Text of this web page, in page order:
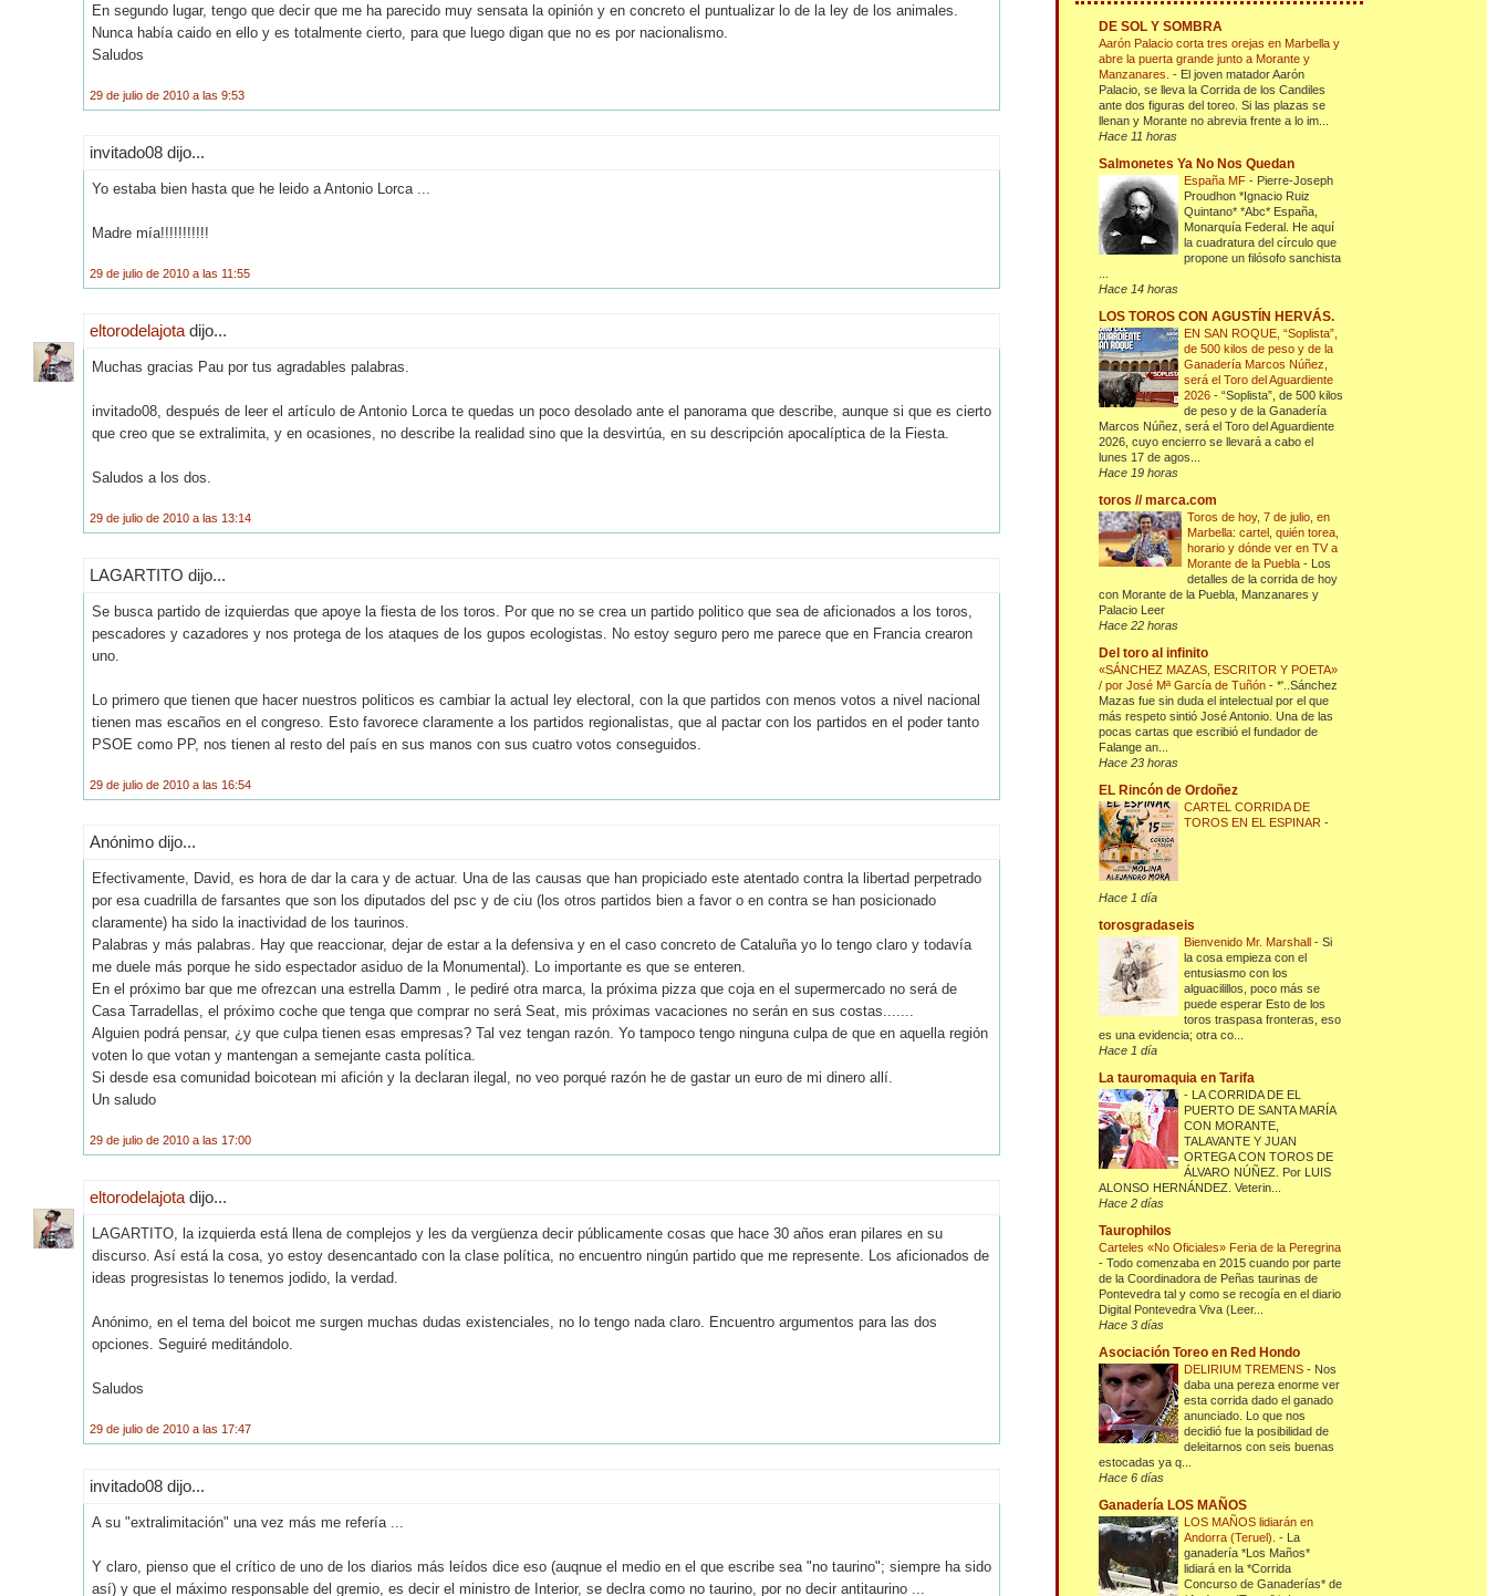
En segundo lugar, tengo que decir que me ha parecido muy sensata la opinión y en concreto el puntualizar lo de la ley de los animales.
Nunca había caido en ello y es totalmente cierto, para que luego digan que no es por nacionalismo.
Saludos
29 de julio de 2010 a las 9:53
invitado08 dijo...
Yo estaba bien hasta que he leido a Antonio Lorca ...
Madre mía!!!!!!!!!!!
29 de julio de 2010 a las 11:55
eltorodelajota dijo...
Muchas gracias Pau por tus agradables palabras.
invitado08, después de leer el artículo de Antonio Lorca te quedas un poco desolado ante el panorama que describe, aunque si que es cierto
que creo que se extralimita, y en ocasiones, no describe la realidad sino que la desvirtúa, en su descripción apocalíptica de la Fiesta.
Saludos a los dos.
29 de julio de 2010 a las 13:14
LAGARTITO dijo...
Se busca partido de izquierdas que apoye la fiesta de los toros. Por que no se crea un partido politico que sea de aficionados a los toros,
pescadores y cazadores y nos protega de los ataques de los gupos ecologistas. No estoy seguro pero me parece que en Francia crearon
uno.
Lo primero que tienen que hacer nuestros politicos es cambiar la actual ley electoral, con la que partidos con menos votos a nivel nacional
tienen mas escaños en el congreso. Esto favorece claramente a los partidos regionalistas, que al pactar con los partidos en el poder tanto
PSOE como PP, nos tienen al resto del país en sus manos con sus cuatro votos conseguidos.
29 de julio de 2010 a las 16:54
Anónimo dijo...
Efectivamente, David, es hora de dar la cara y de actuar. Una de las causas que han propiciado este atentado contra la libertad perpetrado
por esa cuadrilla de farsantes que son los diputados del psc y de ciu (los otros partidos bien a favor o en contra se han posicionado
claramente) ha sido la inactividad de los taurinos.
Palabras y más palabras. Hay que reaccionar, dejar de estar a la defensiva y en el caso concreto de Cataluña yo lo tengo claro y todavía
me duele más porque he sido espectador asiduo de la Monumental). Lo importante es que se enteren.
En el próximo bar que me ofrezcan una estrella Damm , le pediré otra marca, la próxima pizza que coja en el supermercado no será de
Casa Tarradellas, el próximo coche que tenga que comprar no será Seat, mis próximas vacaciones no serán en sus costas.......
Alguien podrá pensar, ¿y que culpa tienen esas empresas? Tal vez tengan razón. Yo tampoco tengo ninguna culpa de que en aquella región
voten lo que votan y mantengan a semejante casta política.
Si desde esa comunidad boicotean mi afición y la declaran ilegal, no veo porqué razón he de gastar un euro de mi dinero allí.
Un saludo
29 de julio de 2010 a las 17:00
eltorodelajota dijo...
LAGARTITO, la izquierda está llena de complejos y les da vergüenza decir públicamente cosas que hace 30 años eran pilares en su
discurso. Así está la cosa, yo estoy desencantado con la clase política, no encuentro ningún partido que me represente. Los aficionados de
ideas progresistas lo tenemos jodido, la verdad.
Anónimo, en el tema del boicot me surgen muchas dudas existenciales, no lo tengo nada claro. Encuentro argumentos para las dos
opciones. Seguiré meditándolo.
Saludos
29 de julio de 2010 a las 17:47
invitado08 dijo...
A su "extralimitación" una vez más me refería ...
Y claro, pienso que el crítico de uno de los diarios más leídos dice eso (auqnue el medio en el que escribe sea "no taurino"; siempre ha sido
así) y que el máximo responsable del gremio, es decir el ministro de Interior, se declra como no taurino, por no decir antitaurino ...
DE SOL Y SOMBRA
Aarón Palacio corta tres orejas en Marbella y
abre la puerta grande junto a Morante y
Manzanares.- El joven matador Aarón
Palacio, se lleva la Corrida de los Candiles
ante dos figuras del toreo. Si las plazas se
llenan y Morante no abrevia frente a lo im...
Hace 11 horas
Salmonetes Ya No Nos Quedan
España MF- Pierre-Joseph
Proudhon *Ignacio Ruiz
Quintano* *Abc* España,
Monarquía Federal. He aquí
la cuadratura del círculo que
propone un filósofo sanchista
Hace 14 horas
LOS TOROS CON AGUSTÍN HERVÁS.
EN SAN ROQUE, “Soplista”,
de 500 kilos de peso y de la
Ganadería Marcos Núñez,
será el Toro del Aguardiente
2026-“Soplista”, de 500 kilos
de peso y de la Ganadería
Marcos Núñez, será el Toro del Aguardiente
2026, cuyo encierro se llevará a cabo el
lunes 17 de agos...
Hace 19 horas
toros // marca.com
Toros de hoy, 7 de julio, en
Marbella: cartel, quién torea,
horario y dónde ver en TV a
Morante de la Puebla- Los
detalles de la corrida de hoy
con Morante de la Puebla, Manzanares y
Palacio Leer
Hace 22 horas
Del toro al infinito
«SÁNCHEZ MAZAS, ESCRITOR Y POETA»
/ por José Mª García de Tuñón-*'..Sánchez
Mazas fue sin duda el intelectual por el que
más respeto sintió José Antonio. Una de las
pocas cartas que escribió el fundador de
Falange an...
Hace 23 horas
EL Rincón de Ordoñez
CARTEL CORRIDA DE
TOROS EN EL ESPINAR-
Hace 1 día
torosgradaseis
Bienvenido Mr. Marshall-Si
la cosa empieza con el
entusiasmo con los
alguacilillos, poco más se
puede esperar Esto de los
toros traspasa fronteras, eso
es una evidencia; otra co...
Hace 1 día
La tauromaquia en Tarifa
- LA CORRIDA DE EL
PUERTO DE SANTA MARÍA
CON MORANTE,
TALAVANTE Y JUAN
ORTEGA CON TOROS DE
ÁLVARO NÚÑEZ. Por LUIS
ALONSO HERNÁNDEZ. Veterin...
Hace 2 días
Taurophilos
Carteles «No Oficiales» Feria de la Peregrina
-Todo comenzaba en 2015 cuando por parte
de la Coordinadora de Peñas taurinas de
Pontevedra tal y como se recogía en el diario
Digital Pontevedra Viva (Leer...
Hace 3 días
Asociación Toreo en Red Hondo
DELIRIUM TREMENS- Nos
daba una pereza enorme ver
esta corrida dado el ganado
anunciado. Lo que nos
decidió fue la posibilidad de
deleitarnos con seis buenas
estocadas ya q...
Hace 6 días
Ganadería LOS MAÑOS
LOS MAÑOS lidiarán en
Andorra (Teruel).- La
ganadería *Los Maños*
lidiará en la *Corrida
Concurso de Ganaderías* de